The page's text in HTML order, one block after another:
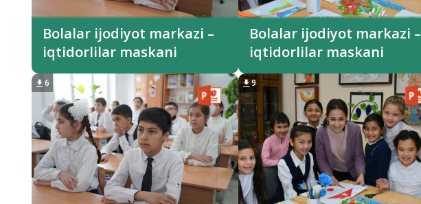
Bolalar ijodiyot markazi –
iqtidorlilar maskani
Bolalar ijodiyot markazi –
iqtidorlilar maskani
6 9